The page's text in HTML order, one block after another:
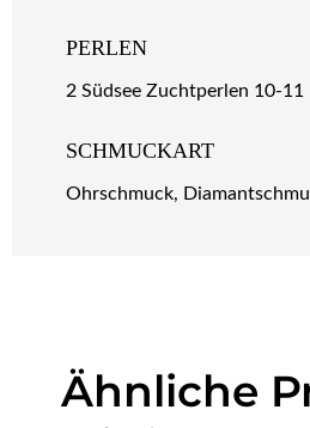
PERLEN
2 Südsee Zuchtperlen 10-11
SCHMUCKART
Ohrschmuck,
Ähnliche